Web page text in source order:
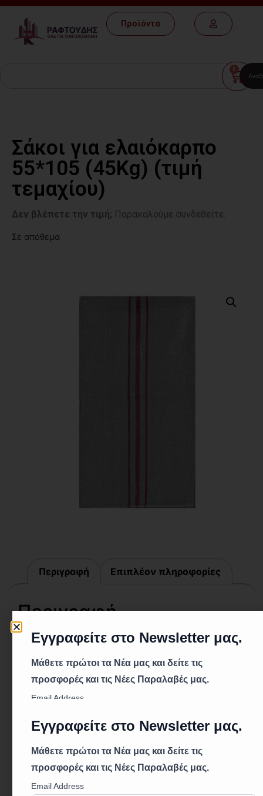
Προϊόντα
0
Σάκοι για ελαιόκαρπο
55*105 (45Κg) (τιμή
τεμαχίου)
Δεν βλέπετε την τιμή; Παρακαλούμε συνδεθείτε.
Σε απόθεμα
Περιγραφή Επιπλέον πληροφορίες
Περιγραφή
Τεχνικά Χαρακτηριστικά:
Υφαντά: Υψηλής ποιότητας υφαντά
πολυπροπυλενίου
Διαστάσεις: 55 x 105 cm
Χρώμα: Μπεζ με 3 ρίγες
Οι σάκοι για ελαιοκάρπο είναι κατασκευασμένοι
από παρθένο πολυπροπυλένιο, κατάλληλο για την